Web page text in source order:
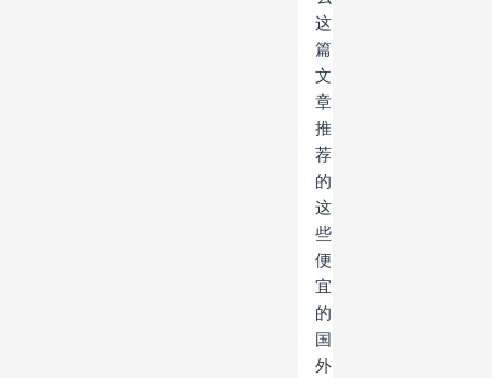
这
篇
文
章
推
荐
的
这
些
便
宜
的
国
外